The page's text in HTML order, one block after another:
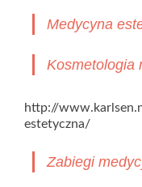
Medycyna
Kosmetologia
http://
estetyczna/
Zabiegi